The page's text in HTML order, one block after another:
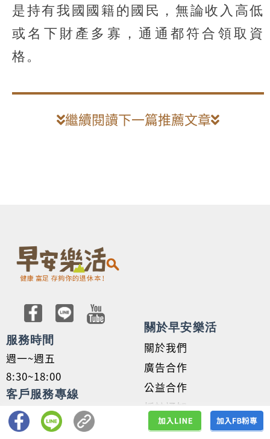
是持有我國國籍的國民，無論收入高低
或名下財產多寡，通通都符合領取資
格。
繼續閱讀下一篇推薦文章
服務時間
週一~週五
8:30~18:00
客戶服務專線
02-2912-8060
關於早安樂活
關於我們
廣告合作
公益合作
採訪通知
隱私權政策